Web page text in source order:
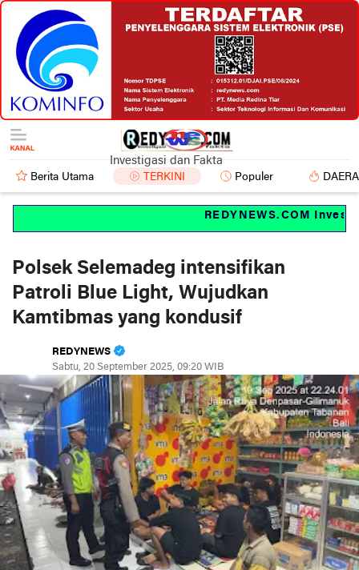
Investigasi dan Fakta
Berita Utama TERKINI Populer
REDYNEWS.COM
Polsek Selemadeg intensifikan
Patroli Blue Light, Wujudkan
Kamtibmas yang kondusif
REDYNEWS
Sabtu, 20 September 2025, 09:20 WIB